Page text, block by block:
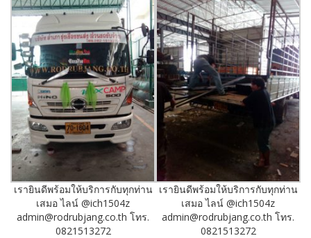
เรายินดีพร้อมให้บริการกับทุกท่าน
เสมอ ไลน์ @ich1504z
admin@rodrubjang.co.th โทร.
0821513272
เรายินดีพร้อมให้บริการกับทุกท่าน
เสมอ ไลน์ @ich1504z
admin@rodrubjang.co.th โทร.
0821513272